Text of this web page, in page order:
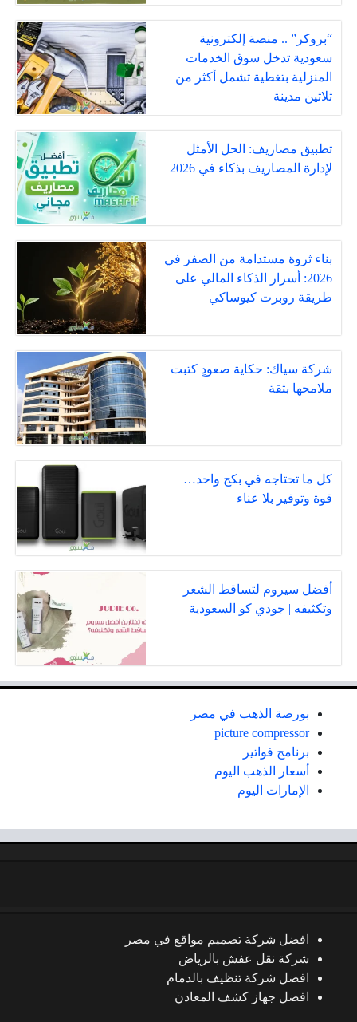
“بروكر” .. منصة إلكترونية
سعودية تدخل سوق الخدمات
المنزلية بتغطية تشمل أكثر من
ثلاثين مدينة
تطبيق مصاريف: الحل الأمثل
لإدارة المصاريف بذكاء في 2026
بناء ثروة مستدامة من الصفر في
2026: أسرار الذكاء المالي على
طريقة روبرت كيوساكي
شركة سياك: حكاية صعودٍ كتبت
ملامحها بثقة
كل ما تحتاجه في بكج واحد…
قوة وتوفير بلا عناء
أفضل سيروم لتساقط الشعر
وتكثيفه | جودي كو السعودية
بورصة الذهب في مصر
picture compressor
برنامج فواتير
أسعار الذهب اليوم
الإمارات اليوم
افضل شركة تصميم مواقع في مصر
شركة نقل عفش بالرياض
افضل شركة تنظيف بالدمام
افضل جهاز كشف المعادن